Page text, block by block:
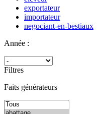
exportateur
importateur
negociant-en-bestiaux
Année :
Filtres
Faits générateurs